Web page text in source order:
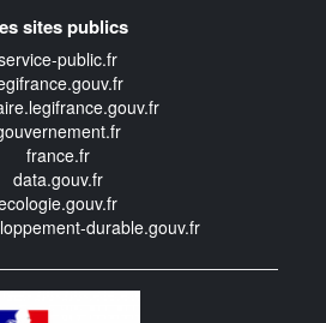
sites publics
public.fr
france.fr
data.gouv.fr
durable.gouv.fr